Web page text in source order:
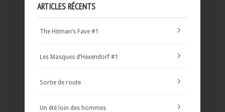
ARTICLES RÉCENTS
The Hitman’s Fave #1
Les Masques d’Hexendorf #1
Sortie de route
Un été loin des hommes